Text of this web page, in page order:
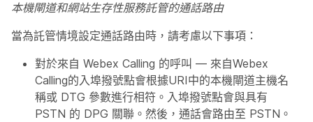
本機閘道和網站生存性服務託管的通話路由
當為託管情境設定通話路由時，請考慮以下事項：
對於來自 Webex Calling 的呼叫 — 來自Webex
Calling的入埠撥號點會根據URI中的本機閘道主機名
稱或 DTG 參數進行相符。入埠撥號點會與具有
PSTN 的 DPG 關聯。然後，通話會路由至 PSTN。